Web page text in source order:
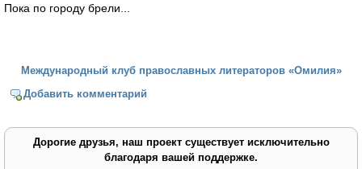
Пока по городу брели...
Международный клуб православных литераторов «Омилия»
Добавить комментарий
Дорогие друзья, наш проект существует исключительно
благодаря вашей поддержке.